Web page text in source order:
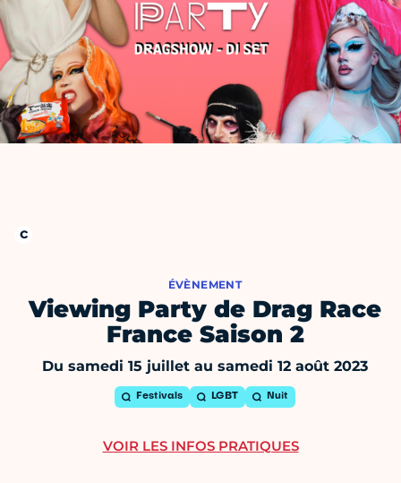
ÉVÈNEMENT
Viewing Party de Drag Race
France Saison 2
Du samedi 15 juillet au samedi 12 août 2023
Festivals LGBT Nuit
VOIR LES INFOS PRATIQUES